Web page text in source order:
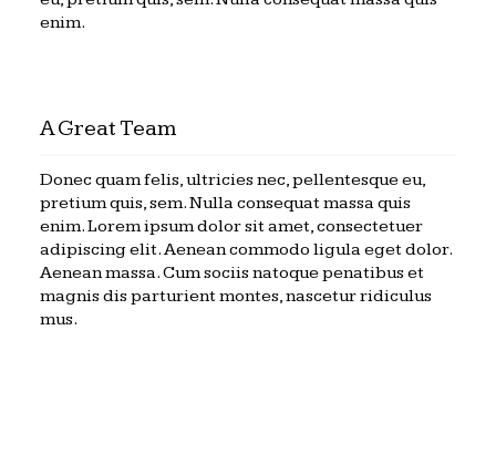
enim.
A Great Team
Donec quam felis, ultricies nec, pellentesque eu,
pretium quis, sem. Nulla consequat massa quis
enim. Lorem ipsum dolor sit amet, consectetuer
adipiscing elit. Aenean commodo ligula eget dolor.
Aenean massa. Cum sociis natoque penatibus et
magnis dis parturient montes, nascetur ridiculus
mus.